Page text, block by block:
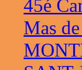
45é
Mas